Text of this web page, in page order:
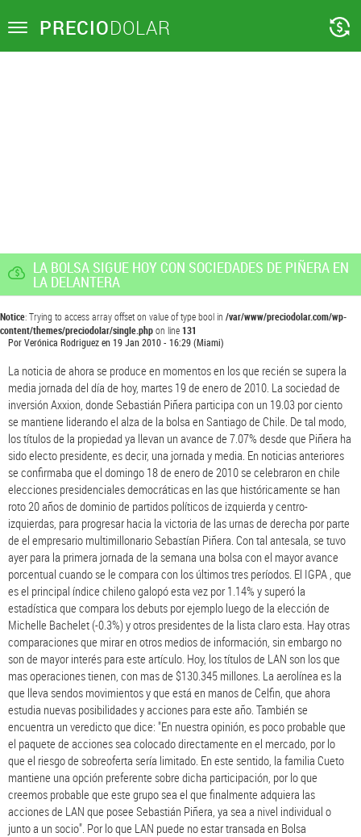
Toggle PRECIODOLAR
LA BOLSA SIGUE HOY CON SOCIEDADES DE PIÑERA EN
LA DELANTERA
Notice: Trying to access array offset on value of type bool in /var/www/preciodolar.com/wp-
content/themes/preciodolar/single.phpon line131
PorVerónica Rodriguezen19 Jan 2010 - 16:29(Miami)
La noticia de ahora se produce en momentos en los que recién se supera la
media jornada del día de hoy, martes 19 de enero de 2010. La sociedad de
inversión Axxion, donde Sebastián Piñera participa con un 19.03 por ciento
se mantiene liderando el alza de la bolsa en Santiago de Chile. De tal modo,
los títulos de la propiedad ya llevan un avance de 7.07% desde que Piñera ha
sido electo presidente, es decir, una jornada y media. En noticias anteriores
se confirmaba que el domingo 18 de enero de 2010 se celebraron en chile
elecciones presidenciales democráticas en las que históricamente se han
roto 20 años de dominio de partidos políticos de izquierda y centro-
izquierdas, para progresar hacia la victoria de las urnas de derecha por parte
de el empresario multimillonario Sebastían Piñera. Con tal antesala, se tuvo
ayer para la primera jornada de la semana una bolsa con el mayor avance
porcentual cuando se le compara con los últimos tres períodos. El IGPA , que
es el principal índice chileno galopó esta vez por 1.14% y superó la
estadística que compara los debuts por ejemplo luego de la elección de
Michelle Bachelet (-0.3%) y otros presidentes de la lista claro esta. Hay otras
comparaciones que mirar en otros medios de información, sin embargo no
son de mayor interés para este artículo. Hoy, los títulos de LAN son los que
mas operaciones tienen, con mas de $130.345 millones. La aerolínea es la
que lleva sendos movimientos y que está en manos de Celfin, que ahora
estudia nuevas posibilidades y acciones para este año. También se
encuentra un veredicto que dice: "En nuestra opinión, es poco probable que
el paquete de acciones sea colocado directamente en el mercado, por lo
que el riesgo de sobreoferta sería limitado. En este sentido, la familia Cueto
mantiene una opción preferente sobre dicha participación, por lo que
creemos probable que este grupo sea el que finalmente adquiera las
acciones de LAN que posee Sebastián Piñera, ya sea a nivel individual o
junto a un socio". Por lo que LAN puede no estar transada en Bolsa